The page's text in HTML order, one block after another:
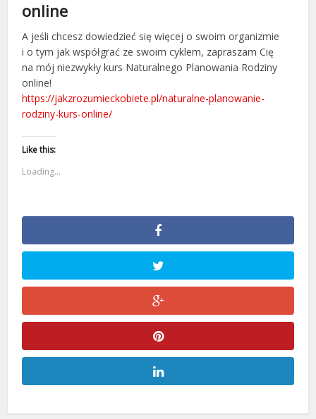
online
A jeśli chcesz dowiedzieć się więcej o swoim organizmie
i o tym jak współgrać ze swoim cyklem, zapraszam Cię
na mój niezwykły kurs Naturalnego Planowania Rodziny
online!
https://jakzrozumieckobiete.pl/naturalne-planowanie-
rodziny-kurs-online/
Like this:
Loading...